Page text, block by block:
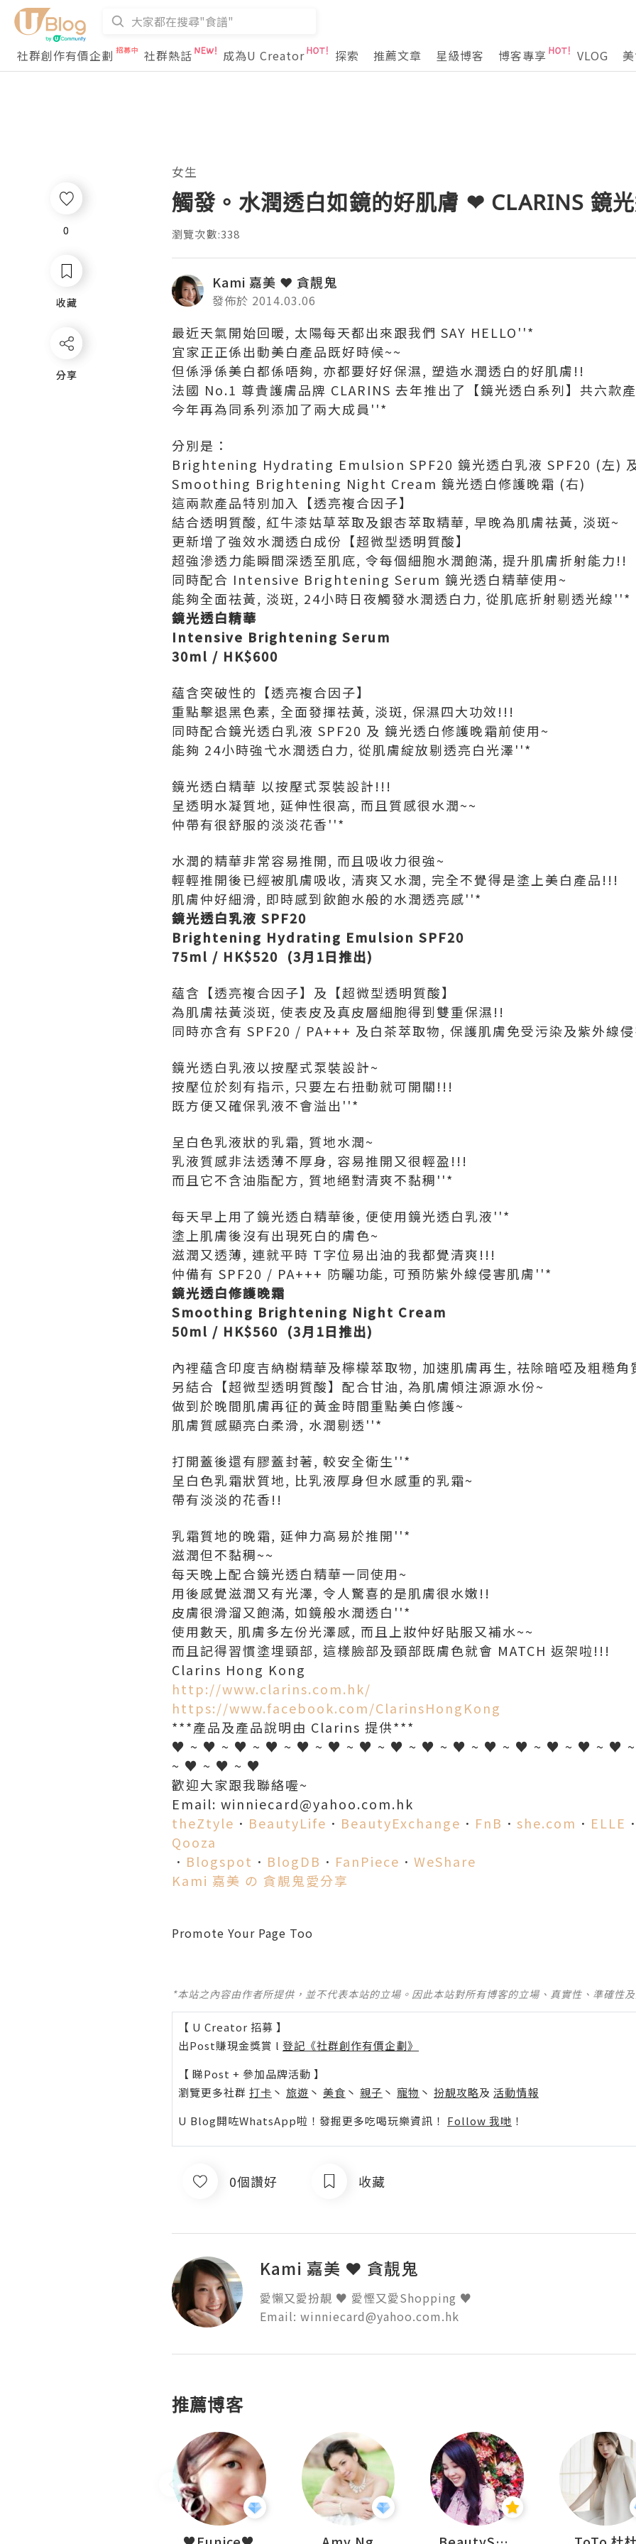
社群創作有價企劃 社群熱話 成為U Creator 探索 推薦文章 星級博客 博客專享 VLOG
0
收藏
分享
女生
觸發。水潤透白如鏡的好肌膚 ❤ CLARINS 鏡
瀏覽次數:338
Kami 嘉美 ❤ 貪靚鬼
發佈於 2014.03.06
最近天氣開始回暖, 太陽每天都出來跟我們 SAY HELLO''*
宜家正正係出動美白產品既好時候~~
但係淨係美白都係唔夠, 亦都要好好保濕, 塑造水潤透白的好肌膚!!
法國 No.1 尊貴護膚品牌 CLARINS 去年推出了【鏡光透白系列】共六款
今年再為同系列添加了兩大成員''*
分別是：
Brightening Hydrating Emulsion SPF20 鏡光透白乳液 SPF20 (左)
Smoothing Brightening Night Cream 鏡光透白修護晚霜 (右)
這兩款產品特別加入【透亮複合因子】
結合透明質酸, 紅牛漆姑草萃取及銀杏萃取精華, 早晚為肌膚祛黃, 淡斑~
更新增了強效水潤透白成份【超微型透明質酸】
超強滲透力能瞬間深透至肌底, 令每個細胞水潤飽滿, 提升肌膚折射能力!!
同時配合 Intensive Brightening Serum 鏡光透白精華使用~
能夠全面祛黃, 淡斑, 24小時日夜觸發水潤透白力, 從肌底折射剔透光線''*
鏡光透白精華
Intensive Brightening Serum
30ml / HK$600
蘊含突破性的【透亮複合因子】
重點擊退黑色素, 全面發揮祛黃, 淡斑, 保濕四大功效!!!
同時配合鏡光透白乳液 SPF20 及 鏡光透白修護晚霜前使用~
能夠 24小時強弋水潤透白力, 從肌膚綻放剔透亮白光澤''*
鏡光透白精華 以按壓式泵裝設計!!!
呈透明水凝質地, 延伸性很高, 而且質感很水潤~~
仲帶有很舒服的淡淡花香''*
水潤的精華非常容易推開, 而且吸收力很強~
輕輕推開後已經被肌膚吸收, 清爽又水潤, 完全不覺得是塗上美白產品!!!
肌膚仲好細滑, 即時感到飲飽水般的水潤透亮感''*
鏡光透白乳液 SPF20
Brightening Hydrating Emulsion SPF20
75ml / HK$520 (3月1日推出)
蘊含【透亮複合因子】及【超微型透明質酸】
為肌膚祛黃淡斑, 使表皮及真皮層細胞得到雙重保濕!!
同時亦含有 SPF20 / PA+++ 及白茶萃取物, 保護肌膚免受污染及紫外線
鏡光透白乳液以按壓式泵裝設計~
按壓位於刻有指示, 只要左右扭動就可開關!!!
既方便又確保乳液不會溢出''*
呈白色乳液狀的乳霜, 質地水潤~
乳液質感非法透薄不厚身, 容易推開又很輕盈!!!
而且它不含油脂配方, 質地絕對清爽不黏稠''*
每天早上用了鏡光透白精華後, 便使用鏡光透白乳液''*
塗上肌膚後沒有出現死白的膚色~
滋潤又透薄, 連就平時 T字位易出油的我都覺清爽!!!
仲備有 SPF20 / PA+++ 防曬功能, 可預防紫外線侵害肌膚''*
鏡光透白修護晚霜
Smoothing Brightening Night Cream
50ml / HK$560 (3月1日推出)
內裡蘊含印度吉納樹精華及檸檬萃取物, 加速肌膚再生, 祛除暗啞及粗糙角
另結合【超微型透明質酸】配合甘油, 為肌膚傾注源源水份~
做到於晚間肌膚再征的黃金時間重點美白修護~
肌膚質感顯亮白柔滑, 水潤剔透''*
打開蓋後還有膠蓋封著, 較安全衛生''*
呈白色乳霜狀質地, 比乳液厚身但水感重的乳霜~
帶有淡淡的花香!!
乳霜質地的晚霜, 延伸力高易於推開''*
滋潤但不黏稠~~
每天晚上配合鏡光透白精華一同使用~
用後感覺滋潤又有光澤, 令人驚喜的是肌膚很水嫩!!
皮膚很滑溜又飽滿, 如鏡般水潤透白''*
使用數天, 肌膚多左份光澤感, 而且上妝仲好貼服又補水~~
而且記得習慣塗埋頸部, 這樣臉部及頸部既膚色就會 MATCH 返架啦!!!
Clarins Hong Kong
http://www.clarins.com.hk/
https://www.facebook.com/ClarinsHongKong
***產品及產品說明由 Clarins 提供***
♥ ~ ♥ ~ ♥ ~ ♥ ~ ♥ ~ ♥ ~ ♥ ~ ♥ ~ ♥ ~ ♥ ~ ♥ ~ ♥ ~ ♥ ~ ♥ ~ ♥
~ ♥ ~ ♥ ~ ♥
歡迎大家跟我聯絡喔~
Email: winniecard@yahoo.com.hk
theZtyle ． BeautyLife ． BeautyExchange ． FnB ． she.com ． ELLE
Qooza
． Blogspot ． BlogDB ． FanPiece ． WeShare
Kami 嘉美 の 貪靚鬼愛分享
Promote Your Page Too
*本站之內容由作者所提供，並不代表本站的立場。因此本站對所有博客的立場、真實性、準確性
【 U Creator 招募 】
出Post賺現金獎賞 l 登記《社群創作有價企劃》
【 睇Post + 參加品牌活動 】
瀏覽更多社群 打卡 丶 旅遊 丶 美食 丶 親子 丶 寵物 丶 扮靚攻略及 活動情報
U Blog開咗WhatsApp啦！發掘更多吃喝玩樂資訊！ Follow 我哋 ！
0個讚好 收藏
Kami 嘉美 ❤ 貪靚鬼
愛懶又愛扮靚 ♥ 愛慳又愛Shopping ♥
Email: winniecard@yahoo.com.hk
推薦博客
0
收藏
分享